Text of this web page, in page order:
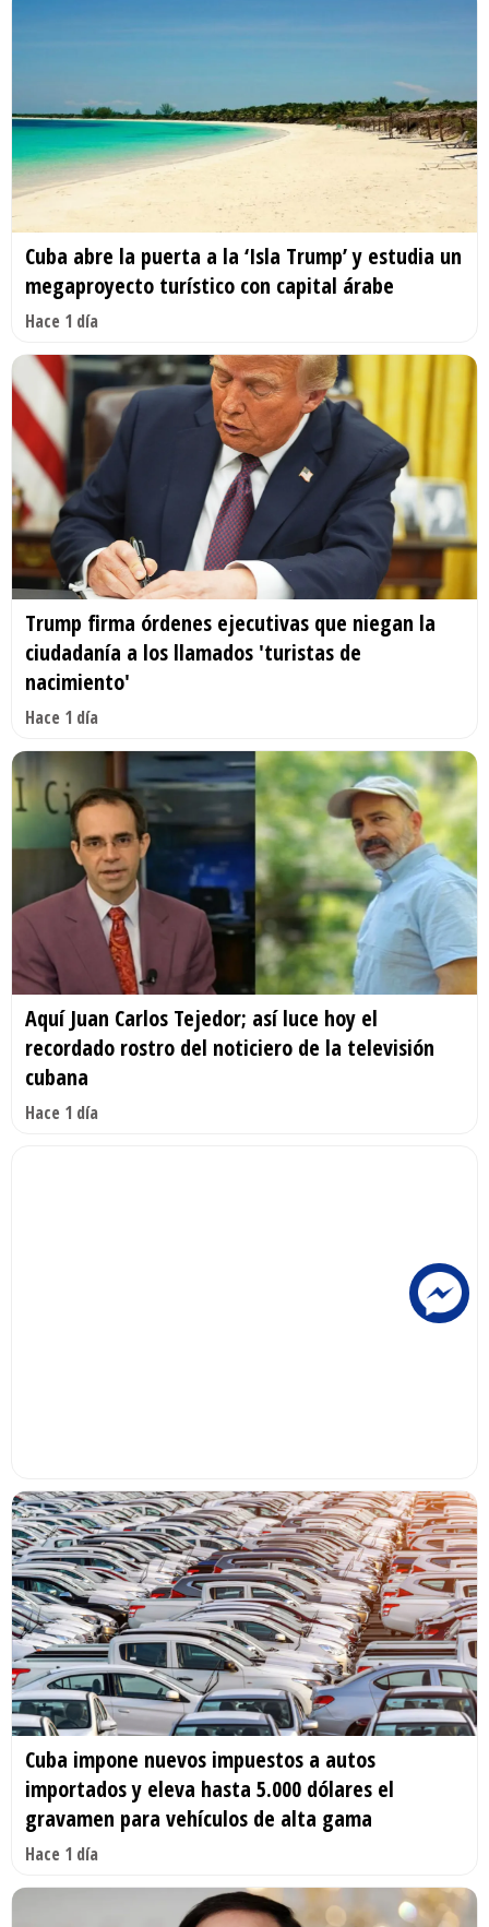
Cuba abre la puerta a la ‘Isla Trump’ y estudia un
megaproyecto turístico con capital árabe
Hace 1 día
Trump firma órdenes ejecutivas que niegan la
ciudadanía a los llamados 'turistas de
nacimiento'
Hace 1 día
Aquí Juan Carlos Tejedor; así luce hoy el
recordado rostro del noticiero de la televisión
cubana
Hace 1 día
Cuba impone nuevos impuestos a autos
importados y eleva hasta 5.000 dólares el
gravamen para vehículos de alta gama
Hace 1 día